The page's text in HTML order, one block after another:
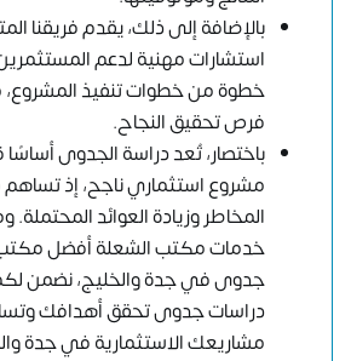
بالإضافة إلى ذلك، يقدم فريقنا
استشارات مهنية لدعم
خطوة من خطوات تنفيذ المشروع،
فرص تحقيق النجاح.
باختصار، تُعد دراسة الجدوى أساسًا
مشروع استثماري ناجح، إذ
المخاطر وزيادة العوائد
خدمات مكتب الشعلة أفضل
جدوى في جدة والخليج، نضمن
دراسات جدوى تحقق أهدافك
مشاريعك الاستثمارية في جدة